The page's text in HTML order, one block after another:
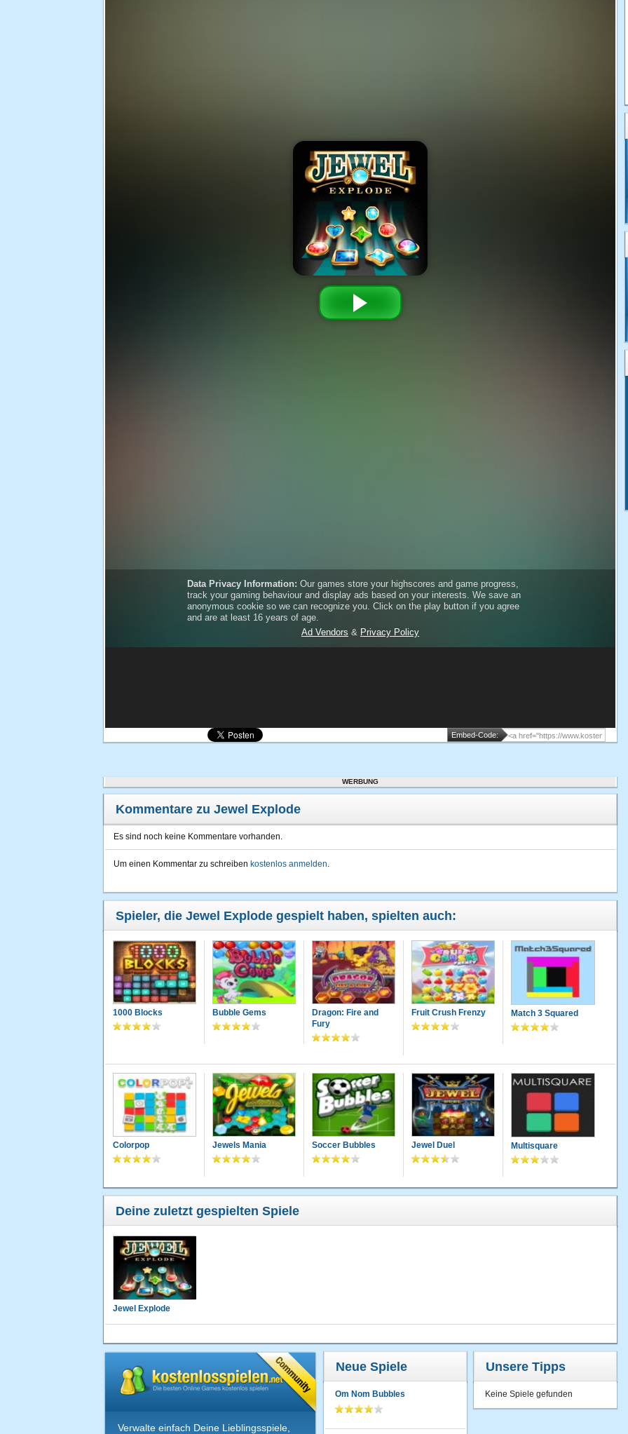
Embed-Code:
WERBUNG
Kommentare zu Jewel Explode
Es sind noch keine Kommentare vorhanden.
Um einen Kommentar zu schreiben kostenlos anmelden.
Spieler, die Jewel Explode gespielt haben, spielten auch:
1000 Blocks Bubble Gems
Dragon: Fire and
Fury
Fruit Crush Frenzy Match 3 Squared
Colorpop Jewels Mania Soccer Bubbles Jewel Duel Multisquare
Deine zuletzt gespielten Spiele
Jewel Explode
Verwalte einfach Deine Lieblingsspiele,
Neue Spiele
Om Nom Bubbles
Unsere Tipps
Keine Spiele gefunden